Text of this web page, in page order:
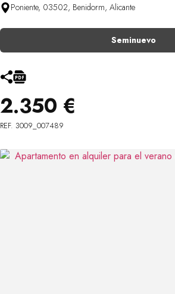
Poniente, 03502, Benidorm, Alicante
Seminuevo
2.350 €
REF. 3009_007489